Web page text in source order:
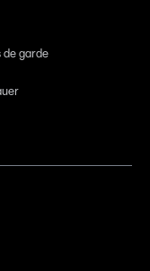
de garde